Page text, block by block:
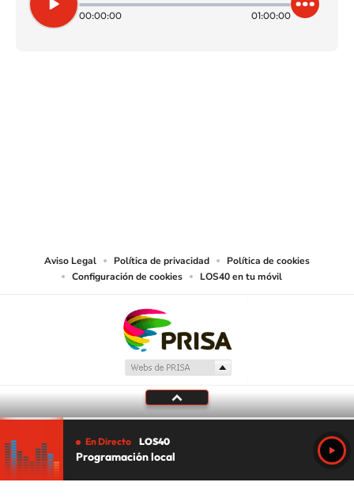
00:00:00
01:00:00
Aviso Legal Política de privacidad
Política de cookies
Configuración de cookies
LOS40 en tu móvil
En Directo LOS40
Programación local